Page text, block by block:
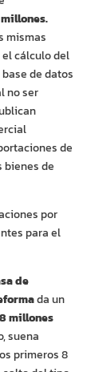
mismas
cálculo del
de datos
no ser
de
bienes de
por
para el
de
da un
millones
suena
primeros 8